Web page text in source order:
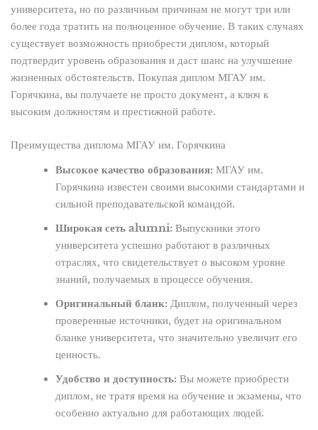
университета, но по различным причинам не могут три или
более года тратить на полноценное обучение. В таких случаях
существует возможность приобрести диплом, который
подтвердит уровень образования и даст шанс на улучшение
жизненных обстоятельств. Покупая диплом МГАУ им.
Горячкина, вы получаете не просто документ, а ключ к
высоким должностям и престижной работе.
Преимущества диплома МГАУ им. Горячкина
Высокое качество образования: МГАУ им.
Горячкина известен своими высокими стандартами и
сильной преподавательской командой.
Широкая сеть alumni: Выпускники этого
университета успешно работают в различных
отраслях, что свидетельствует о высоком уровне
знаний, получаемых в процессе обучения.
Оригинальный бланк: Диплом, полученный через
проверенные источники, будет на оригинальном
бланке университета, что значительно увеличит его
ценность.
Удобство и доступность: Вы можете приобрести
диплом, не тратя время на обучение и экзамены, что
особенно актуально для работающих людей.